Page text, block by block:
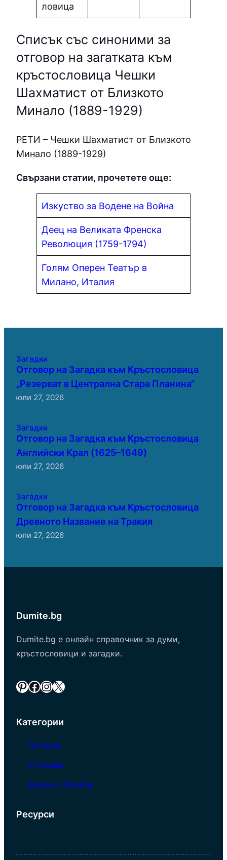
ловица
Списък със синоними за
отговор на загатката към
кръстословица Чешки
Шахматист от Близкото
Минало (1889-1929)
РEТИ – Чешки Шахматист от Близкото
Минало (1889-1929)
Свързани статии, прочетете още:
Изкуство за Водене на Война
Деец на Великата Френска
Революция (1759-1794)
Голям Оперен Театър в
Милано, Италия
Загадки
Отговор на Загадка към Кръстословица
„Резерват в Централна Стара Планина“
юли 27, 2026
Загадки
Отговор на Загадка към Кръстословица
Английски Крал (1625–1649)
юли 27, 2026
Загадки
Отговор на Загадка към Кръстословица
Древното Название на Тракия
юли 27, 2026
Dumite.bg
Dumite.bg е онлайн справочник за думи,
кръстословици и загадки.
Pinterest Facebook InstagramX
Категории
Загадки
Столици
Фрази и Изрази
Ресурси